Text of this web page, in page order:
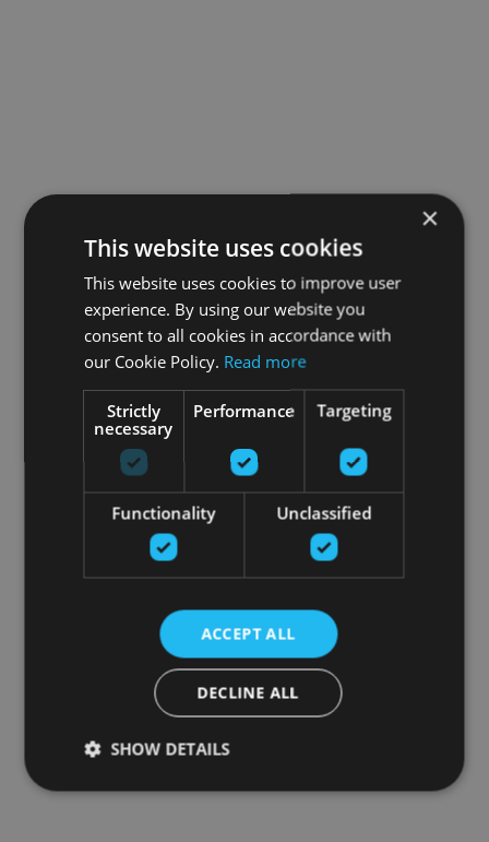
×
This website uses cookies
This website uses cookies to improve user
experience. By using our website you
consent to all cookies in accordance with
our Cookie Policy. Read more
Strictly
necessary
Performance Targeting
Functionality Unclassified
ACCEPT ALL
DECLINE ALL
SHOW DETAILS